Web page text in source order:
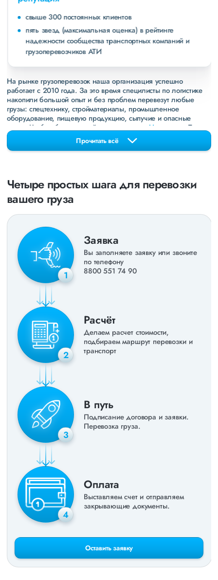
свыше 300 постоянных клиентов
пять звезд (максимальная оценка) в рейтинге
надежности сообщества транспортных компаний и
грузоперевозчиков АТИ
На рынке грузоперевозок наша организация успешно
работает с 2010 года. За это время специлисты по логистике
накопили большой опыт и без проблем перевезут любые
грузы: спецтехнику, стройматериалы, промышленное
оборудование, пищевую продукцию, сыпучие и опасные
грузы. Чтобы убедиться зайдите в раздел
«Наш опыт»
. Там
свежие примеры перевозок, которые обновляются несколько
раз в неделю. Также недавно мы запустили новые
направления вДНРиЛНР. Предоставляем все стандартные
экспедирование. За каждым клиентом закреплен менеджер,
который сообщит о текущем статусе вашего груза. Чтобы
получить коммерческое предложение заполните форму на
РФ).
Прочитать всё
Четыре простых шага для перевозки
вашего груза
1
Заявка
Вы заполняете заявку или звоните
по телефону
8800 551 74 90
2
Расчёт
Делаем расчет стоимости,
подбираем маршрут перевозки и
транспорт
3
В путь
Подписание договора и заявки.
Перевозка груза.
4
Оплата
Выставляем счет и отправляем
закрывающие документы.
Оставить заявку